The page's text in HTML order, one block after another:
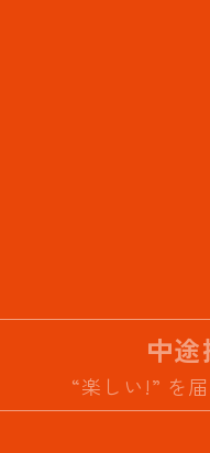
中途
“楽しい!” を